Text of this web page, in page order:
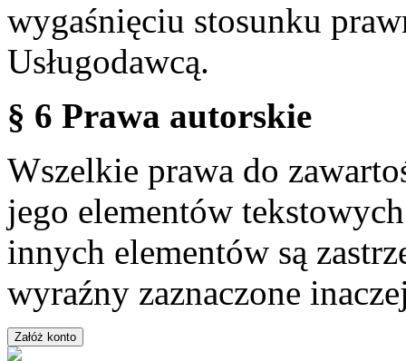
wygaśnięciu stosunku
Usługodawcą.
§ 6 Prawa autorskie
Wszelkie prawa do
jego elementów
innych elementów są
wyraźny zaznaczone